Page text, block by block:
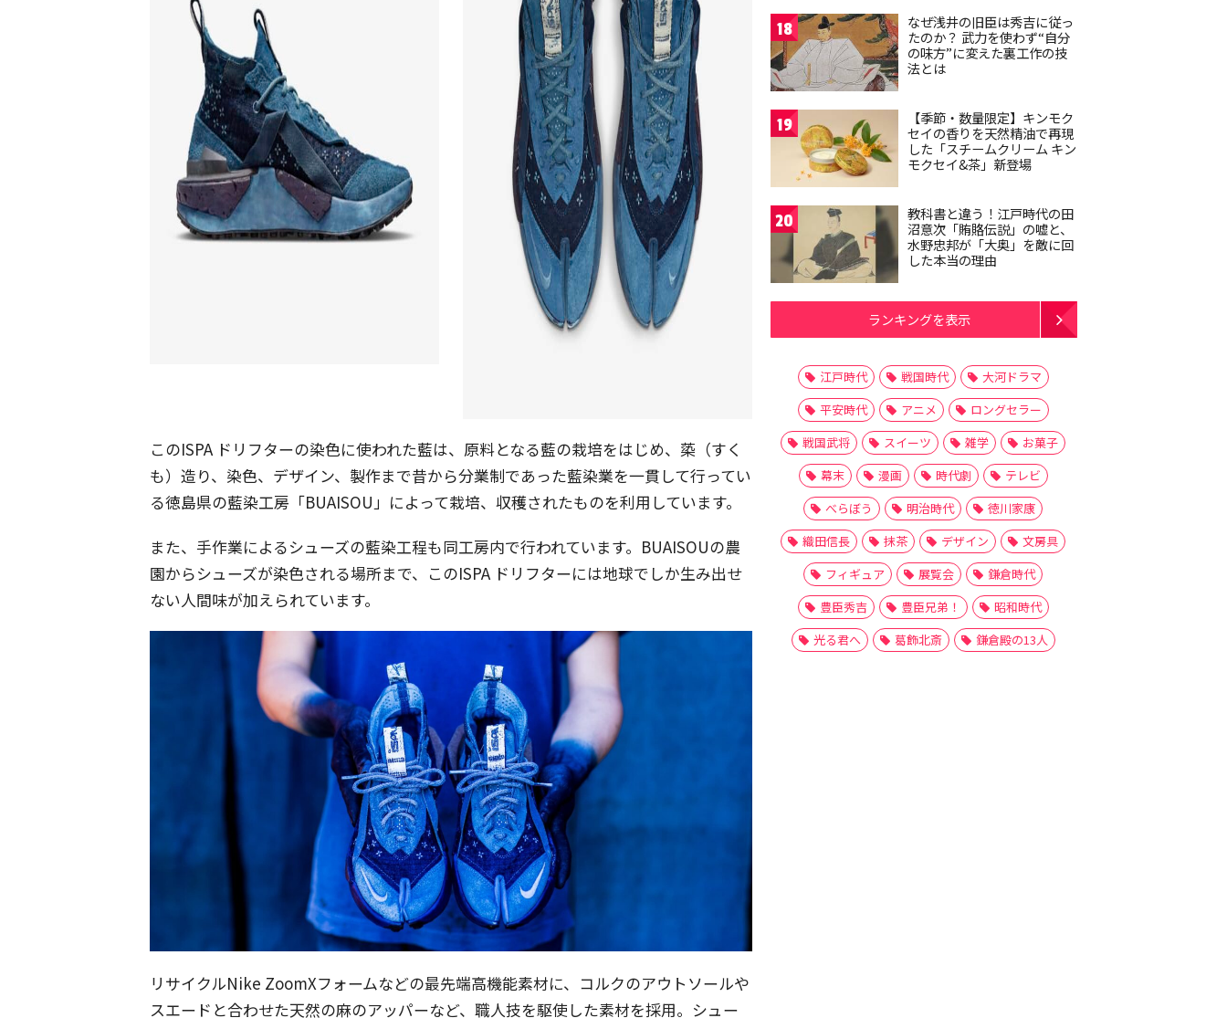
このISPA ドリフターの染色に使われた藍は、原料となる藍の栽培をはじめ、蒅（すく
も）造り、染色、デザイン、製作まで昔から分業制であった藍染業を一貫して行ってい
る徳島県の藍染工房「BUAISOU」によって栽培、収穫されたものを利用しています。
また、手作業によるシューズの藍染工程も同工房内で行われています。BUAISOUの農
園からシューズが染色される場所まで、このISPA ドリフターには地球でしか生み出せ
ない人間味が加えられています。
リサイクルNike ZoomXフォームなどの最先端高機能素材に、コルクのアウトソールや
スエードと合わせた天然の麻のアッパーなど、職人技を駆使した素材を採用。シュー
18
なぜ浅井の旧臣は秀吉に従っ
たのか？ 武力を使わず“自分
の味方”に変えた裏工作の技
法とは
19
【季節・数量限定】キンモク
セイの香りを天然精油で再現
した「スチームクリーム キン
モクセイ&茶」新登場
20
教科書と違う！江戸時代の田
沼意次「賄賂伝説」の嘘と、
水野忠邦が「大奥」を敵に回
した本当の理由
ランキングを表示
江戸時代 戦国時代
大河ドラマ
平安時代
アニメ
ロングセラー
戦国武将
スイーツ 雑学
お菓子
幕末
漫画 時代劇
テレビ
べらぼう
明治時代
徳川家康
織田信長
抹茶 デザイン
文房具
フィギュア
展覧会
鎌倉時代
豊臣秀吉
豊臣兄弟！
昭和時代
光る君へ
葛飾北斎 鎌倉殿の13人